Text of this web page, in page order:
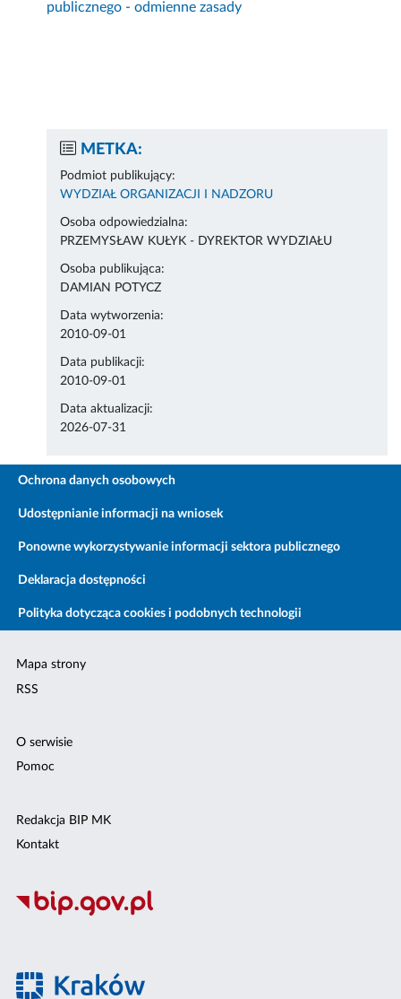
publicznego - odmienne zasady
METKA:
Podmiot publikujący:
WYDZIAŁ ORGANIZACJI I NADZORU
Osoba odpowiedzialna:
PRZEMYSŁAW KUŁYK - DYREKTOR WYDZIAŁU
Osoba publikująca:
DAMIAN POTYCZ
Data wytworzenia:
2010-09-01
Data publikacji:
2010-09-01
Data aktualizacji:
2026-07-31
Ochrona danych osobowych
Udostępnianie informacji na wniosek
Ponowne wykorzystywanie informacji sektora publicznego
Deklaracja dostępności
Polityka dotycząca cookies i podobnych technologii
Mapa strony
RSS
O serwisie
Pomoc
Redakcja BIP MK
Kontakt